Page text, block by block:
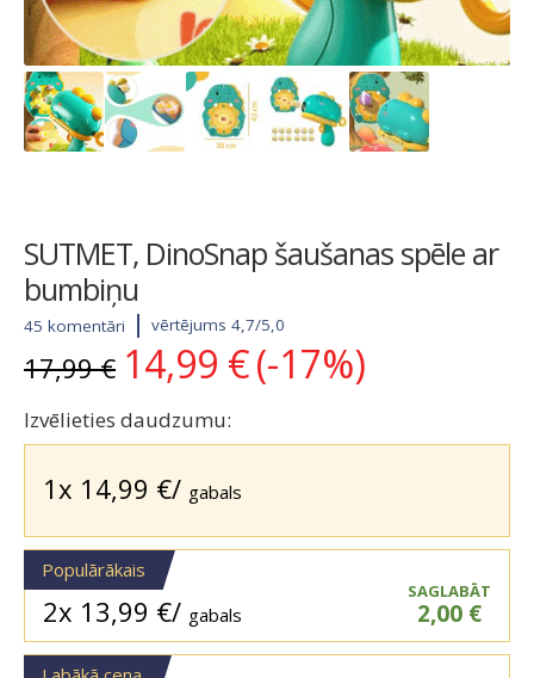
SUTMET, DinoSnap šaušanas spēle ar
bumbiņu
45 komentāri vērtējums 4,7/5,0
17,99€ Original
price
was:
17,99 €.
14,99 € Current
price
14,99 €.
(-17%)
Izvēlieties daudzumu:
1x 14,99 €/ gabals
Populārākais
2x 13,99 €/ gabals
SAGLABĀT
2,00 €